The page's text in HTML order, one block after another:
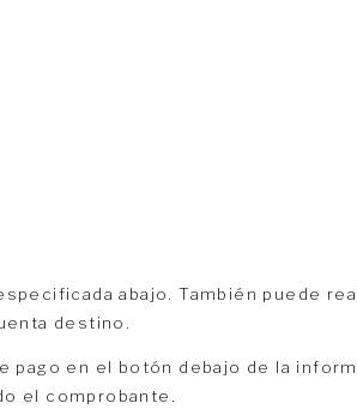
abajo. También puede
destino.
pago en el botón debajo de la
el comprobante.